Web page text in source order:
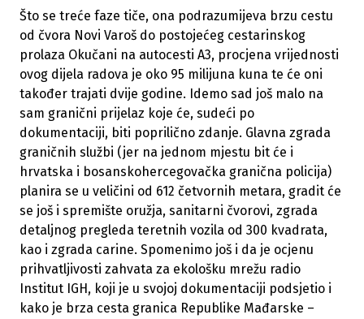
Što se treće faze tiče, ona podrazumijeva brzu cestu
od čvora Novi Varoš do postojećeg cestarinskog
prolaza Okučani na autocesti A3, procjena vrijednosti
ovog dijela radova je oko 95 milijuna kuna te će oni
također trajati dvije godine. Idemo sad još malo na
sam granični prijelaz koje će, sudeći po
dokumentaciji, biti poprilično zdanje. Glavna zgrada
graničnih službi (jer na jednom mjestu bit će i
hrvatska i bosanskohercegovačka granična policija)
planira se u veličini od 612 četvornih metara, gradit će
se još i spremište oružja, sanitarni čvorovi, zgrada
detaljnog pregleda teretnih vozila od 300 kvadrata,
kao i zgrada carine. Spomenimo još i da je ocjenu
prihvatljivosti zahvata za ekološku mrežu radio
Institut IGH, koji je u svojoj dokumentaciji podsjetio i
kako je brza cesta granica Republike Mađarske –